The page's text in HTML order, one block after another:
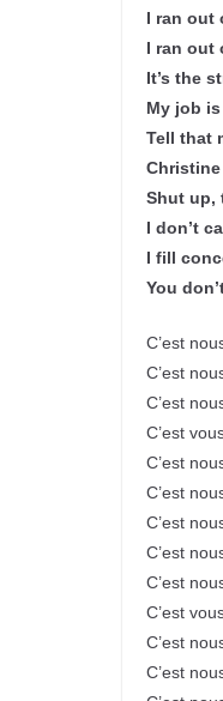
I ran out
I ran out
It’s the
My job
Tell that
Shut up,
I don’t
I fill
You
C’est
C’est
C’est
C’est
C’est
C’est
C’est
C’est
C’est
C’est
C’est
C’est